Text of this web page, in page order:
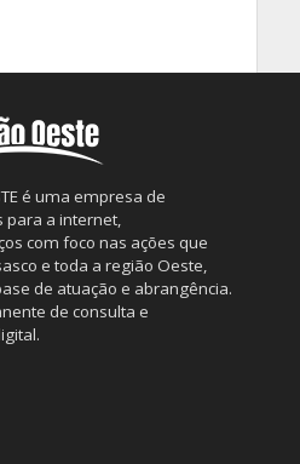
é uma empresa de
para a internet,
com foco nas ações que
e toda a região Oeste,
de atuação e abrangência.
de consulta e